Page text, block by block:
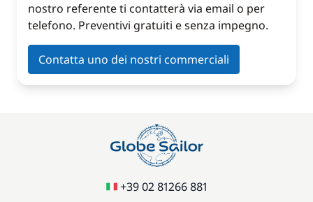
nostro referente ti contatterà via email o per
telefono. Preventivi gratuiti e senza impegno.
Contatta uno dei nostri commerciali
+39 02 81266 881